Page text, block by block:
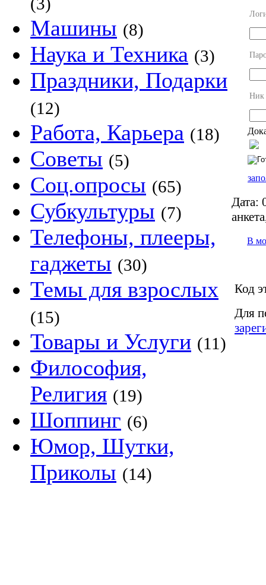
Машины (8)
Наука и Техника (3)
Праздники, Подарки
(12)
Работа, Карьера (18)
Советы (5)
Соц.опросы (65)
Субкультуры (7)
Телефоны, плееры,
гаджеты (30)
Темы для взрослых
(15)
Товары и Услуги (11)
Философия,
Религия (19)
Шоппинг (6)
Юмор, Шутки,
Приколы (14)
Ник
Дата:
В
Код
Для